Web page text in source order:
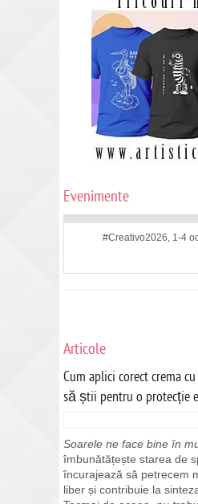
Evenimente
#Creativo2026, 1-4
Articole
Cum aplici corect crema
să știi pentru o protecție
Soarele ne face bine în
îmbunătățește starea de
încurajează să petrecem
liber și contribuie la